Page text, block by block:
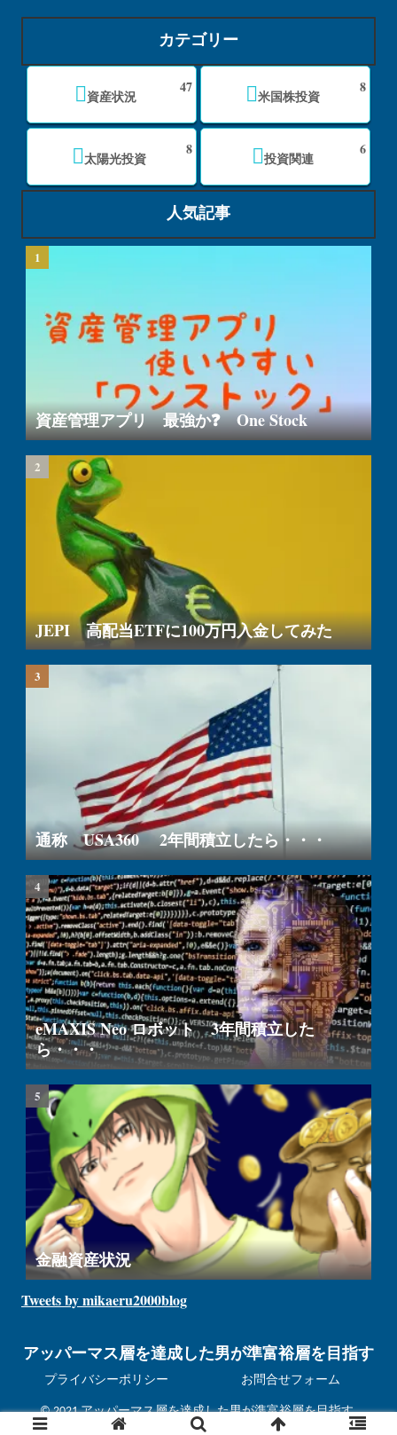
カテゴリー
資産状況
47
米国株投資
8
太陽光投資
8
投資関連
6
人気記事
資産管理アプリ 最強か❓ One Stock
JEPI 高配当ETFに100万円入金してみた
通称 USA360 2年間積立したら・・・
eMAXIS Neo ロボット 3年間積立した
ら・・・
金融資産状況
Tweets by mikaeru2000blog
アッパーマス層を達成した男が準富裕層を目指す
プライバシーポリシー お問合せフォーム
© 2021 アッパーマス層を達成した男が準富裕層を目指す.